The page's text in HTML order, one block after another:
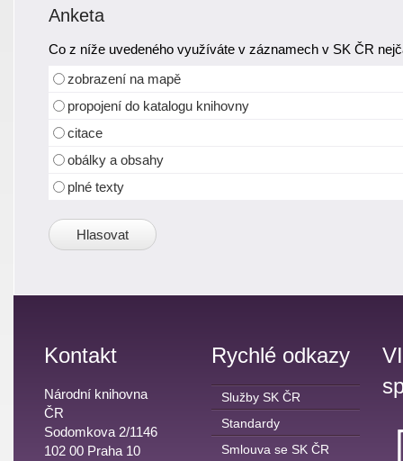
Anketa
Co z níže uvedeného využíváte v záznamech v SK ČR
zobrazení na mapě
propojení do katalogu knihovny
citace
obálky a obsahy
plné texty
Kontakt
Národní knihovna
ČR
Sodomkova 2/1146
102 00 Praha 10
Rychlé odkazy
Služby SK ČR
Standardy
Smlouva se SK ČR